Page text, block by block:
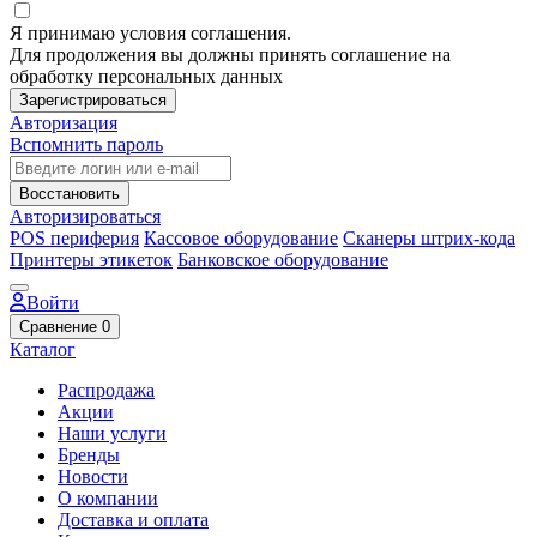
Я принимаю условия соглашения.
Для продолжения вы должны принять соглашение на
обработку персональных данных
Зарегистрироваться
Авторизация
Вспомнить пароль
Восстановить
Авторизироваться
POS периферия Кассовое оборудование Сканеры штрих-кода
Принтеры этикеток Банковское оборудование
Войти
Сравнение 0
Каталог
Распродажа
Акции
Наши услуги
Бренды
Новости
О компании
Доставка и оплата